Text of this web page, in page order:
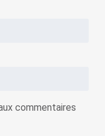
commentaires